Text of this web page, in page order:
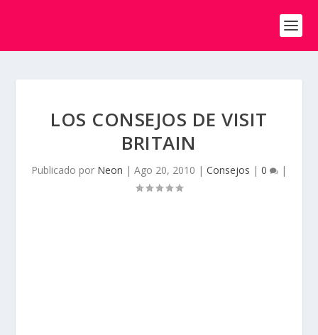
LOS CONSEJOS DE VISIT
BRITAIN
Publicado por Neon | Ago 20, 2010 | Consejos | 0 |